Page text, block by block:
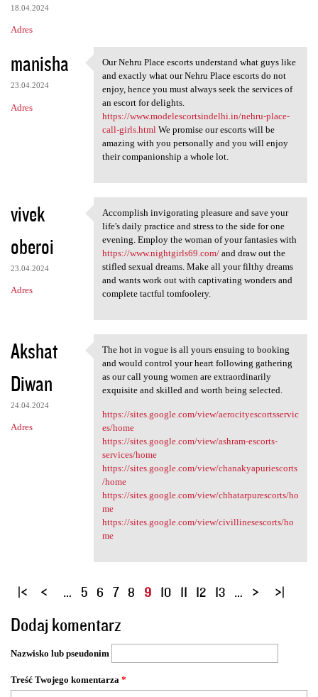
18.04.2024
Adres
manisha
23.04.2024
Adres
Our Nehru Place escorts
Our Nehru Place escorts understand what guys like
and exactly what our Nehru Place escorts do not
enjoy, hence you must always seek the services of
an escort for delights.
https://www.modelescortsindelhi.in/nehru-place-
call-girls.htmlWe promise our escorts will be
amazing with you personally and you will enjoy
their companionship a whole lot.
vivek
oberoi
23.04.2024
Adres
Accomplish invigorating
Accomplish invigorating pleasure and save your
life's daily practice and stress to the side for one
evening. Employ the woman of your fantasies with
https://www.nightgirls69.com/and draw out the
stifled sexual dreams. Make all your filthy dreams
and wants work out with captivating wonders and
complete tactful tomfoolery.
Akshat
Diwan
24.04.2024
Adres
The hot in vogue is all yours
The hot in vogue is all yours ensuing to booking
and would control your heart following gathering
as our call young women are extraordinarily
exquisite and skilled and worth being selected.
https://sites.google.com/view/aerocityescortsservic
es/home
https://sites.google.com/view/ashram-escorts-
services/home
https://sites.google.com/view/chanakyapuriescorts
/home
https://sites.google.com/view/chhatarpurescorts/ho
me
https://sites.google.com/view/civillinesescorts/ho
me
S
r
o
n
y
… 5 6 7 8 9 10 11 12 13 …
Dodaj komentarz
Nazwisko lub pseudonim
Treść Twojego komentarza *